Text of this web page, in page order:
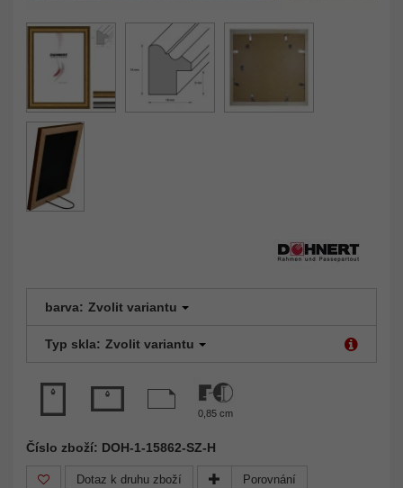
barva: Zvolit variantu
Typ skla: Zvolit variantu
0,85 cm
Číslo zboží: DOH-1-15862-SZ-H
Dotaz k druhu zboží Porovnání